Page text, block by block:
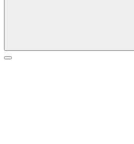
Search